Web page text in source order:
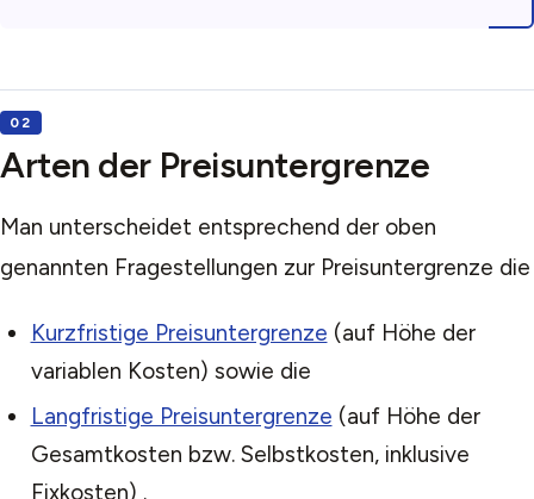
Arten der Preisuntergrenze
Man unterscheidet entsprechend der oben
genannten Fragestellungen zur Preisuntergrenze die
Kurzfristige Preisuntergrenze (auf Höhe der
variablen Kosten) sowie die
Langfristige Preisuntergrenze (auf Höhe der
Gesamtkosten bzw. Selbstkosten, inklusive
Fixkosten) .